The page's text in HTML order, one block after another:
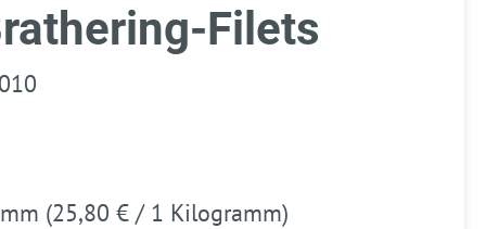
Filets
(25,80 € / 1 Kilogramm)